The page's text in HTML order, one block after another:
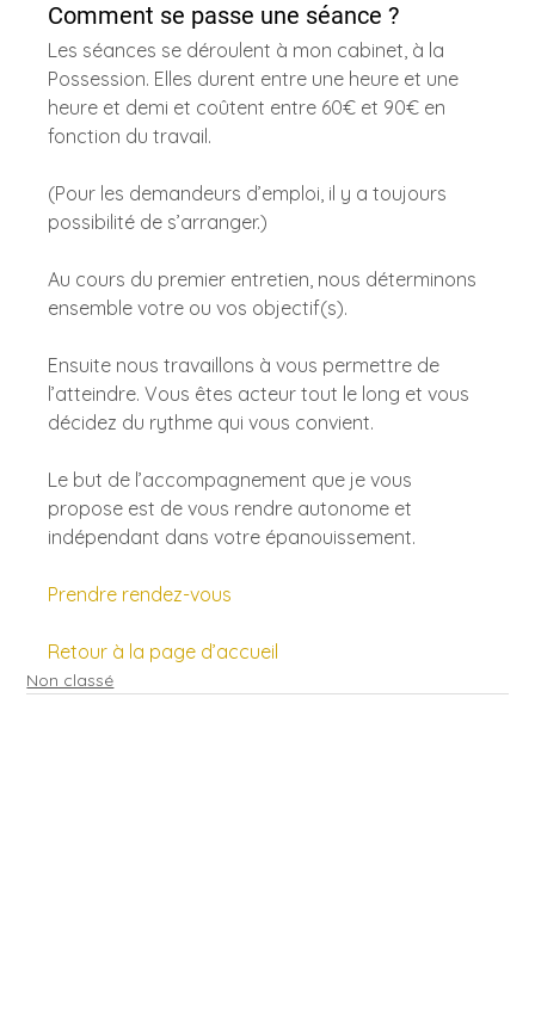
Comment se passe une séance ?
Les séances se déroulent à mon cabinet, à la
Possession. Elles durent entre une heure et une
heure et demi et coûtent entre 60€ et 90€ en
fonction du travail.
(Pour les demandeurs d’emploi, il y a toujours
possibilité de s’arranger.)
Au cours du premier entretien, nous déterminons
ensemble votre ou vos objectif(s).
Ensuite nous travaillons à vous permettre de
l’atteindre. Vous êtes acteur tout le long et vous
décidez du rythme qui vous convient.
Le but de l’accompagnement que je vous
propose est de vous rendre autonome et
indépendant dans votre épanouissement.
Prendre rendez-vous
Retour à la page d’accueil
Non classé